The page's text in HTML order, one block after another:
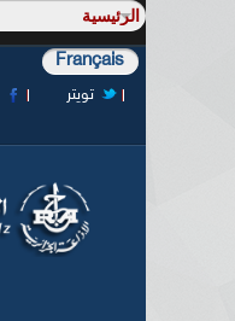
Français
تويتر